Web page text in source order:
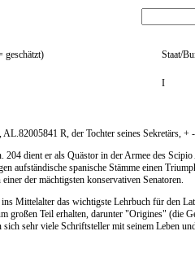
geschätzt) Staat/
I
R, der Tochter seines Sekretärs, +
dient er als Quästor in der Armee des
aufständische spanische Stämme einen
der mächtigsten konservativen Senatoren.
Mittelalter das wichtigste Lehrbuch für den
großen Teil erhalten, darunter "Origines"
sehr viele Schriftsteller mit seinem Leben